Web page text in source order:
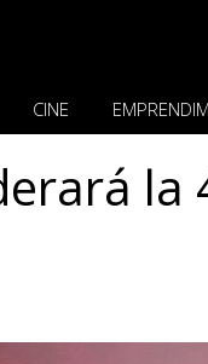
CINE
la